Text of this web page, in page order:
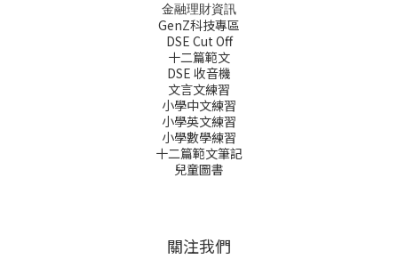
金融理財資訊
GenZ科技專區
DSE Cut Off
十二篇範文
DSE 收音機
文言文練習
小學中文練習
小學英文練習
小學數學練習
十二篇範文筆記
兒童圖書
關注我們